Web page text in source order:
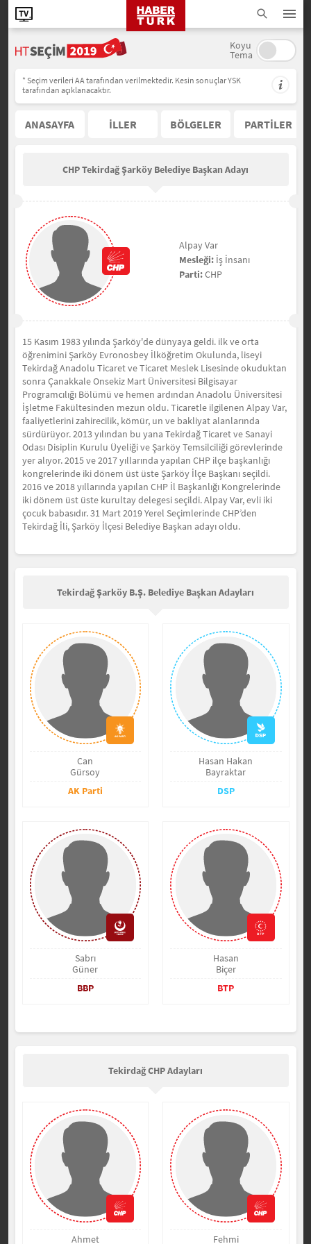
Koyu
Tema
* Seçim verileri AA tarafından verilmektedir. Kesin sonuçlar YSK
tarafından açıklanacaktır.
ANASAYFA İLLER BÖLGELER PARTİLER
CHP Tekirdağ Şarköy Belediye Başkan Adayı
Alpay Var
Mesleği: İş İnsanı
Parti:CHP
15 Kasım 1983 yılında Şarköy'de dünyaya geldi. ilk ve orta
öğrenimini Şarköy Evronosbey İlköğretim Okulunda, liseyi
Tekirdağ Anadolu Ticaret ve Ticaret Meslek Lisesinde okuduktan
sonra Çanakkale Onsekiz Mart Üniversitesi Bilgisayar
Programcılığı Bölümü ve hemen ardından Anadolu Üniversitesi
İşletme Fakültesinden mezun oldu. Ticaretle ilgilenen Alpay Var,
faaliyetlerini zahirecilik, kömür, un ve bakliyat alanlarında
sürdürüyor. 2013 yılından bu yana Tekirdağ Ticaret ve Sanayi
Odası Disiplin Kurulu Üyeliği ve Şarköy Temsilciliği görevlerinde
yer alıyor. 2015 ve 2017 yıllarında yapılan CHP ilçe başkanlığı
kongrelerinde iki dönem üst üste Şarköy İlçe Başkanı seçildi.
2016 ve 2018 yıllarında yapılan CHP İl Başkanlığı Kongrelerinde
iki dönem üst üste kurultay delegesi seçildi. Alpay Var, evli iki
çocuk babasıdır. 31 Mart 2019 Yerel Seçimlerinde CHP’den
Tekirdağ İli, Şarköy İlçesi Belediye Başkan adayı oldu.
Tekirdağ Şarköy B.Ş. Belediye Başkan Adayları
Can
Gürsoy
AK Parti
Hasan Hakan
Bayraktar
DSP
Sabrı
Güner
BBP
Hasan
Biçer
BTP
Tekirdağ CHP Adayları
Ahmet
Fehmi